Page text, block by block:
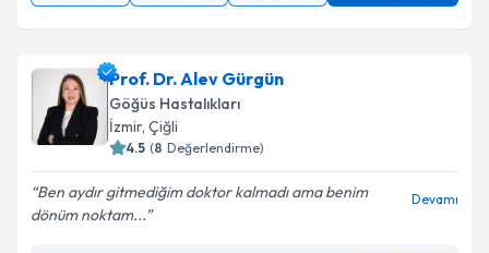
Prof. Dr. Alev Gürgün
Göğüs Hastalıkları
İzmir, Çiğli
4.5 (8 Değerlendirme)
Ben aydır gitmediğim doktor kalmadı ama benim
dönüm noktam...
Devamı